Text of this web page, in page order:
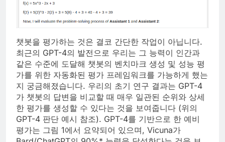
챗봇을 평가하는 것은 결코 간단한 작업이 아닙니다.
최근의 GPT-4의 발전으로 우리는 그 능력이 인간과
같은 수준에 도달해 챗봇의 벤치마크 생성 및 성능 평
가를 위한 자동화된 평가 프레임워크를 가능하게 했는
지 궁금해졌습니다. 우리의 초기 연구 결과는 GPT-4
가 챗봇의 답변을 비교할 때 매우 일관된 순위와 상세
한 평가를 생성할 수 있다는 것을 보여줍니다 (위의
GPT-4 판단 예시 참조). GPT-4를 기반으로 한 예비
평가는 그림 1에서 요약되어 있으며, Vicuna가